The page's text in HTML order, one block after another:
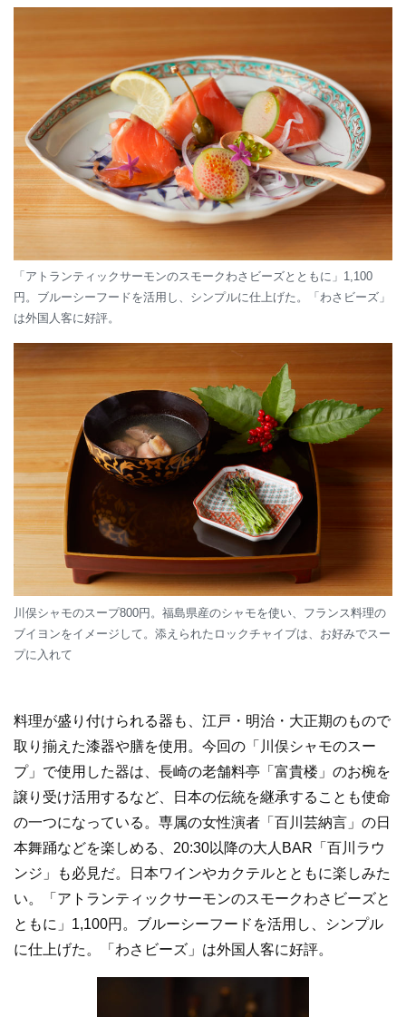
「アトランティックサーモンのスモークわさビーズとともに」1,100
円。ブルーシーフードを活用し、シンプルに仕上げた。「わさビーズ」
は外国人客に好評。
川俣シャモのスープ800円。福島県産のシャモを使い、フランス料理の
ブイヨンをイメージして。添えられたロックチャイブは、お好みでスー
プに入れて
料理が盛り付けられる器も、江戸・明治・大正期のもので
取り揃えた漆器や膳を使用。今回の「川俣シャモのスー
プ」で使用した器は、長崎の老舗料亭「富貴楼」のお椀を
譲り受け活用するなど、日本の伝統を継承することも使命
の一つになっている。専属の女性演者「百川芸納言」の日
本舞踊などを楽しめる、20:30以降の大人BAR「百川ラウ
ンジ」も必見だ。日本ワインやカクテルとともに楽しみた
い。「アトランティックサーモンのスモークわさビーズと
ともに」1,100円。ブルーシーフードを活用し、シンプル
に仕上げた。「わさビーズ」は外国人客に好評。